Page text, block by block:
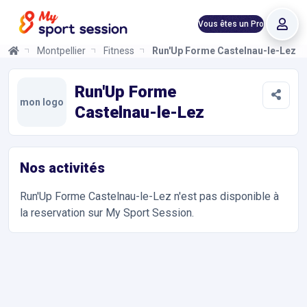
Vous êtes un Pro
Montpellier Fitness Run'Up Forme Castelnau-le-Lez
mon logo
Run'Up Forme
Castelnau-le-Lez
Nos activités
Run'Up Forme Castelnau-le-Lez n'est pas disponible à
la reservation sur My Sport Session.